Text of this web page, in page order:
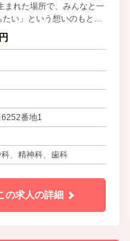
まれた場所で、みんなと一
たい」という想いのもと、
リハビリ、入所・通所支援
ターの持つ多様な機能を
っていただけるよう、地
と手を取り合い、「心強い
番地1
科、精神科、歯科
の求人の詳細